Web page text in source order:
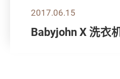
2017.06.15
Babyjohn X 洗衣